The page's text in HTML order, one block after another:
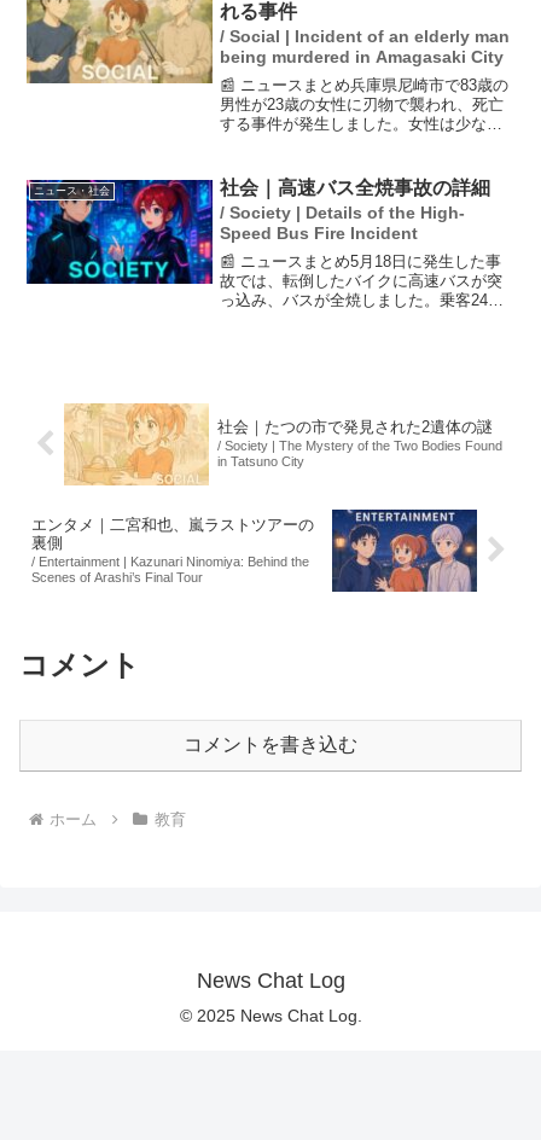
れる事件
/ Social | Incident of an elderly man
being murdered in Amagasaki City
📰 ニュースまとめ兵庫県尼崎市で83歳の
男性が23歳の女性に刃物で襲われ、死亡
する事件が発生しました。女性は少なく
逮捕されました。男性の妻も右手に負傷
を負い、事件は地...
ニュース・社会 社会｜高速バス全焼事故の詳細
/ Society | Details of the High-
Speed Bus Fire Incident
📰 ニュースまとめ5月18日に発生した事
故では、転倒したバイクに高速バスが突
っ込み、バスが全焼しました。乗客24人
社会｜たつの市で発見された2遺体の謎
/ Society | The Mystery of the Two Bodies Found
in Tatsuno City
エンタメ｜二宮和也、嵐ラストツアーの
裏側
/ Entertainment | Kazunari Ninomiya: Behind the
Scenes of Arashi’s Final Tour
コメント
コメントを書き込む
ホーム 教育
News Chat Log
© 2025 News Chat Log.